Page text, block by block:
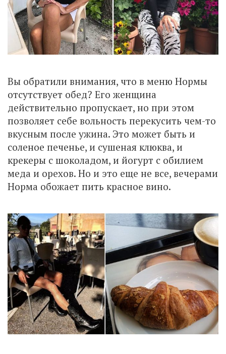
Вы обратили внимания, что в меню Нормы
отсутствует обед? Его женщина
действительно пропускает, но при этом
позволяет себе вольность перекусить чем-то
вкусным после ужина. Это может быть и
соленое печенье, и сушеная клюква, и
крекеры с шоколадом, и йогурт с обилием
меда и орехов. Но и это еще не все, вечерами
Норма обожает пить красное вино.